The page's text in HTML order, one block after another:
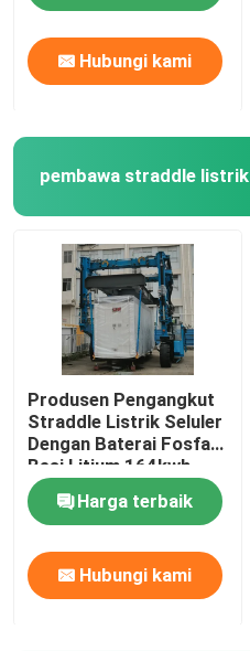
Hubungi kami
pembawa straddle listrik
Produsen Pengangkut
Straddle Listrik Seluler
Dengan Baterai Fosfat
Besi Litium 164kwh
Harga terbaik
Hubungi kami